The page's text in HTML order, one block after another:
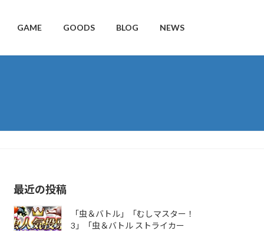
GAME GOODS BLOG NEWS
最近の投稿
「虫＆バトル」「むしマスター！
3」「虫＆バトル ストライカー